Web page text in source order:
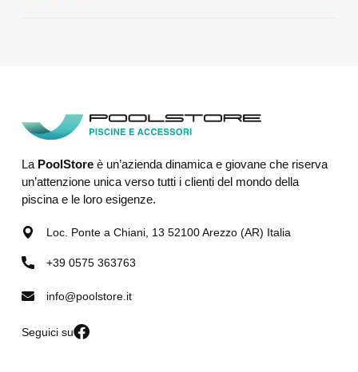
La PoolStoreè un’azienda dinamica e giovane che riserva
un’attenzione unica verso tutti i clienti del mondo della
piscina e le loro esigenze.
Loc. Ponte a Chiani, 13 52100 Arezzo (AR) Italia
+39 0575 363763
info@poolstore.it
Seguici su